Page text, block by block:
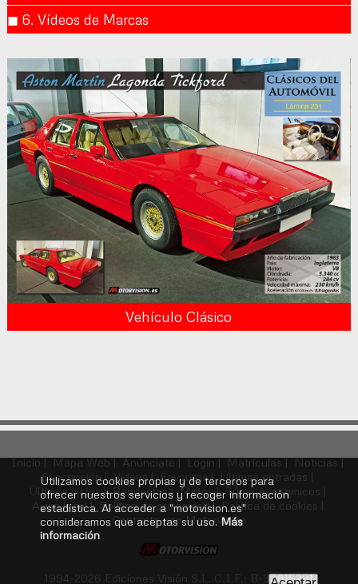
◼︎ 6. Vídeos de Marcas
Vehículo Clásico
Inicio | Mapa Web | Anúnciate | Login | Matrículas | Noticias |
Suscripción | Vídeos | Favoritos | Últimas entradas |
Últimos vistos | Repuestos | Motos | Súper económicos |
Aviso legal | Política de privacidad | Política de cookies |
Contacte con Motorvisión
1994-2026 Ediciones Visión S.L. C.I.F.: B-33815291
Utilizamos cookies propias y de terceros para
ofrecer nuestros servicios y recoger información
estadística. Al acceder a "motovision.es"
consideramos que aceptas su uso.Más
información